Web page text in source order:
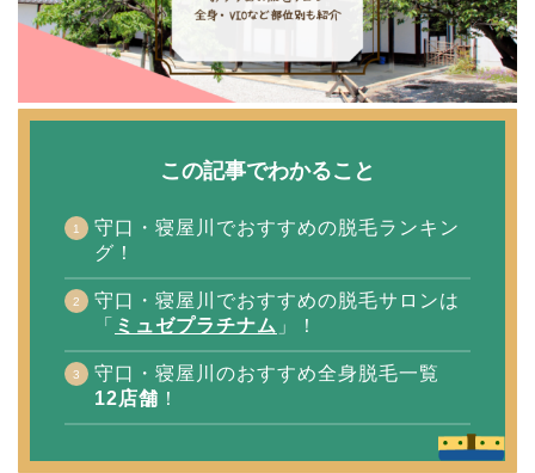
この記事でわかること
守口・寝屋川でおすすめの脱毛ランキン
グ！
守口・寝屋川でおすすめの脱毛サロンは
「 ミュゼプラチナム 」！
守口・寝屋川のおすすめ全身脱毛一覧
12店舗 ！